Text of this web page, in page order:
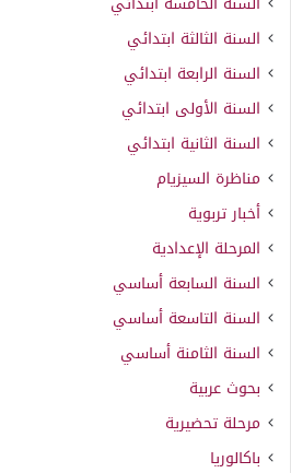
السنة الثالثة ابتدائي
السنة الرابعة ابتدائي
السنة الأولى ابتدائي
السنة الثانية ابتدائي
مناظرة السيزيام
أخبار تربوية
المرحلة الإعدادية
السنة السابعة أساسي
السنة التاسعة أساسي
السنة الثامنة أساسي
بحوث عربية
مرحلة تحضيرية
باكالوريا